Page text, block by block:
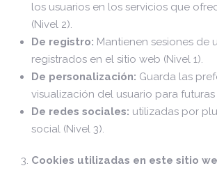
los usuarios en los servicios que
(Nivel 2).
De registro: Mantienen sesiones de
registrados en el sitio web (Nivel 1).
De personalización: Guarda las
visualización del usuario para futuras
De redes sociales: utilizadas por
social (Nivel 3).
Cookies utilizadas en este sitio